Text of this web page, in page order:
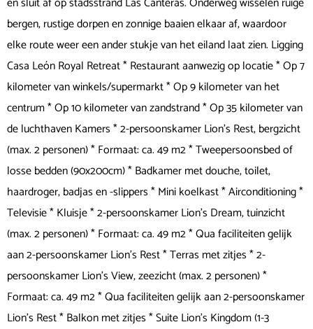
bergen, rustige dorpen en zonnige baaien elkaar af, waardoor
elke route weer een ander stukje van het eiland laat zien. Ligging
Casa León Royal Retreat * Restaurant aanwezig op locatie * Op 7
kilometer van winkels/supermarkt * Op 9 kilometer van het
centrum * Op 10 kilometer van zandstrand * Op 35 kilometer van
de luchthaven Kamers * 2-persoonskamer Lion’s Rest, bergzicht
(max. 2 personen) * Formaat: ca. 49 m2 * Tweepersoonsbed of
losse bedden (90x200cm) * Badkamer met douche, toilet,
haardroger, badjas en -slippers * Mini koelkast * Airconditioning *
Televisie * Kluisje * 2-persoonskamer Lion’s Dream, tuinzicht
(max. 2 personen) * Formaat: ca. 49 m2 * Qua faciliteiten gelijk
aan 2-persoonskamer Lion’s Rest * Terras met zitjes * 2-
persoonskamer Lion’s View, zeezicht (max. 2 personen) *
Formaat: ca. 49 m2 * Qua faciliteiten gelijk aan 2-persoonskamer
Lion’s Rest * Balkon met zitjes * Suite Lion’s Kingdom (1-3